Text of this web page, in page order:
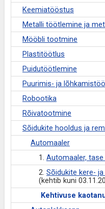
Keemiatööstus
Metalli töötlemine ja
Mööbli tootmine
Plastitöötlus
Puidutöötlemine
Puurimis- ja
Robootika
Rõivatootmine
Sõidukite hooldus ja
Automaaler
1. Automaaler, tase
2. Sõidukite kere-
(kehtib kuni
Kehtivuse